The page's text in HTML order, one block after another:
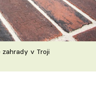
zahrady v Troji